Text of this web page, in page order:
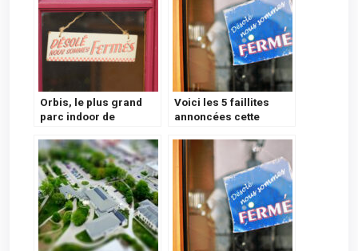
Orbis, le plus grand
parc indoor de
Galeries St-Lambert à
Liège, en faillite
Voici les 5 faillites
annoncées cette
de Namur Juillet 2024